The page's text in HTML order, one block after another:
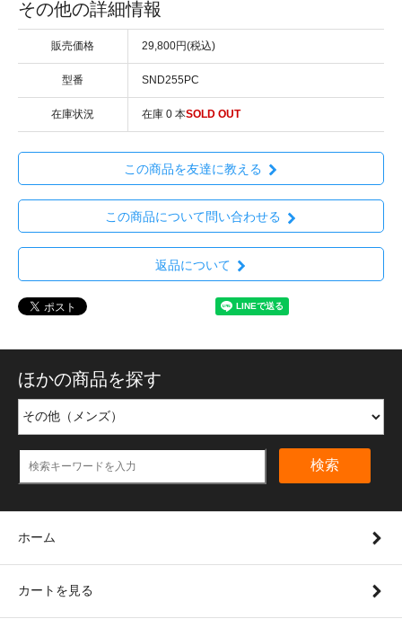
その他の詳細情報
販売価格 29,800円(税込)
型番 SND255PC
在庫状況 在庫 0 本SOLD OUT
この商品を友達に教える
この商品について問い合わせる
返品について
ほかの商品を探す
検索
ホーム
カートを見る